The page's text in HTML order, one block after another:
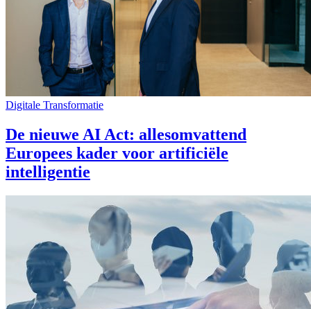
Digitale Transformatie
De nieuwe AI Act: allesomvattend
Europees kader voor artificiële
intelligentie